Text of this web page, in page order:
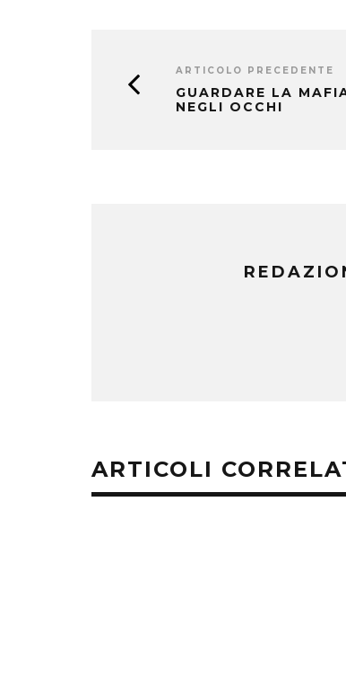
ARTICOLO PRECEDENTE
GUARDARE LA
NEGLI OCCHI
ARTICOLI